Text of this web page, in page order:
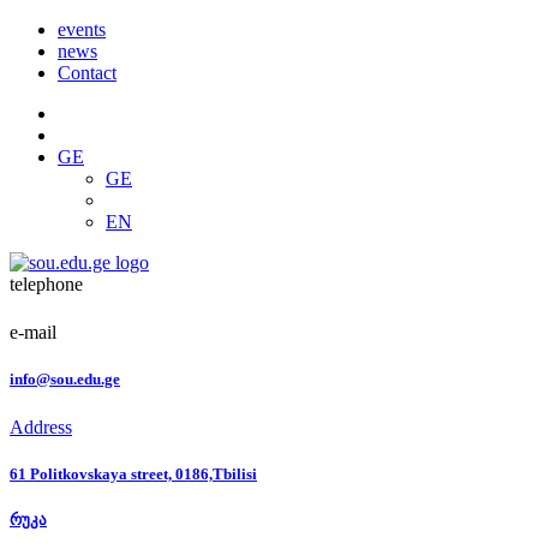
events
news
Contact
GE
GE
EN
telephone
e-mail
info@sou.edu.ge
Address
61 Politkovskaya street, 0186,Tbilisi
რუკა